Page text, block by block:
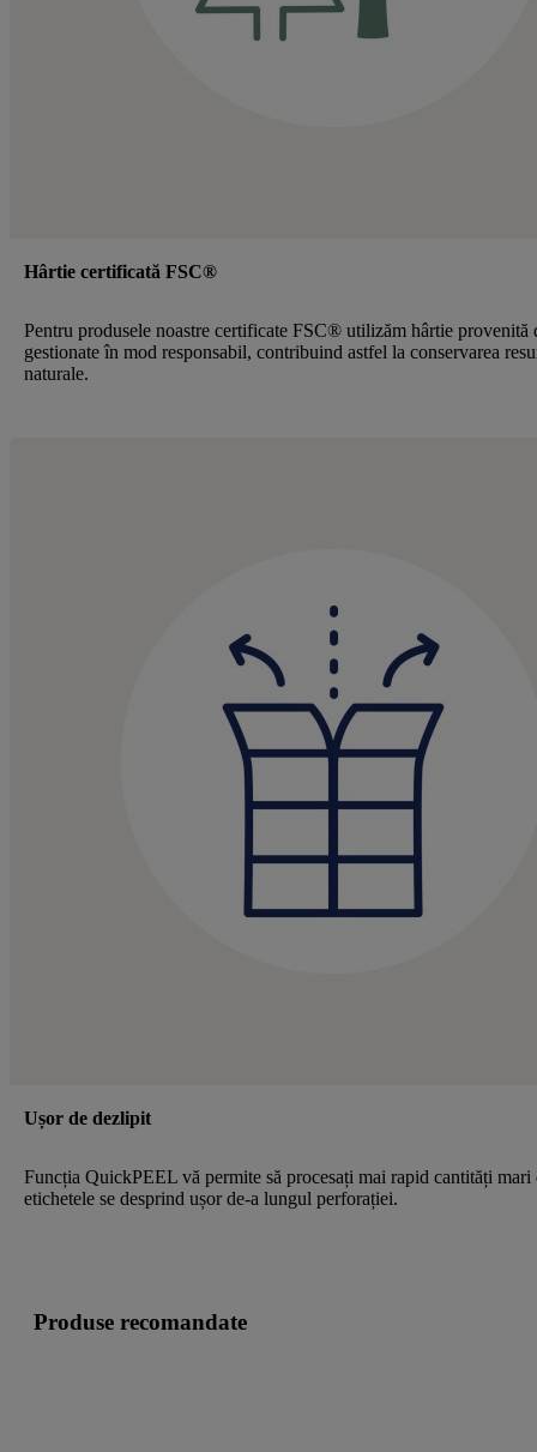
Hârtie certificată FSC®
Pentru produsele noastre certificate FSC® utilizăm hârtie provenită
gestionate în mod responsabil, contribuind astfel la conservarea
naturale.
Ușor de dezlipit
Funcția QuickPEEL vă permite să procesați mai rapid cantități
etichetele se desprind ușor de-a lungul perforației.
Produse recomandate